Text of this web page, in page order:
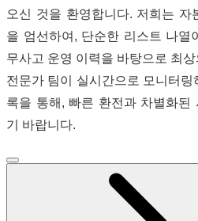
오신 것을 환영합니다. 저희는 자
을 엄선하여, 단순한 리스트 나열
무사고 운영 이력을 바탕으로 최
전문가 팀이 실시간으로 모니터
록을 통해, 빠른 환전과 차별화된
기 바랍니다.